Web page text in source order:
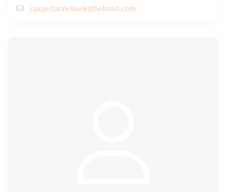
caspertannebaek@hotmail.com